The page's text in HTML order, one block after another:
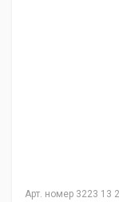
Арт. номер 3223 13